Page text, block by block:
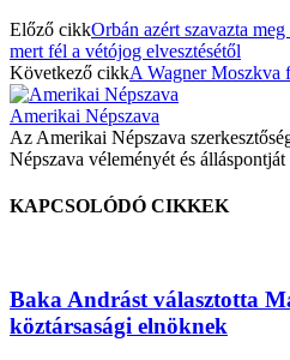
Előző cikkOrbán azért szavazta
mert fél a vétójog elvesztésétől
Következő cikkA Wagner Moszkva
Amerikai Népszava
Az Amerikai Népszava
Népszava véleményét és
KAPCSOLÓDÓ CIKKEK
Baka Andrást választotta
köztársasági elnöknek